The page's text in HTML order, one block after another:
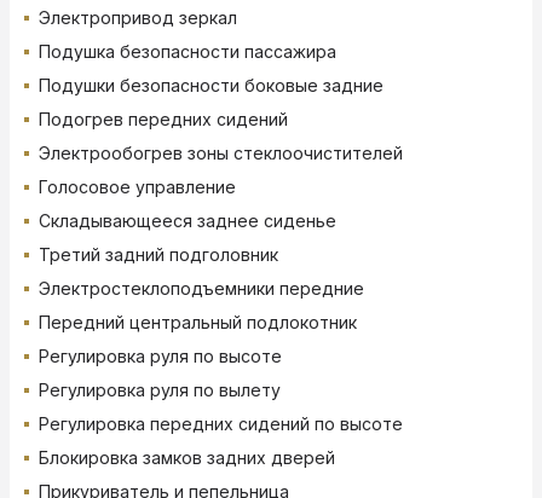
Электропривод зеркал
Подушка безопасности пассажира
Подушки безопасности боковые задние
Подогрев передних сидений
Электрообогрев зоны стеклоочистителей
Голосовое управление
Складывающееся заднее сиденье
Третий задний подголовник
Электростеклоподъемники передние
Передний центральный подлокотник
Регулировка руля по высоте
Регулировка руля по вылету
Регулировка передних сидений по высоте
Блокировка замков задних дверей
Прикуриватель и пепельница